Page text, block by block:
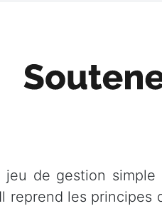
de gestion
reprend les